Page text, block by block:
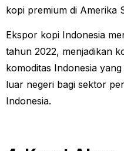
kopi premium di Amerika
Ekspor kopi Indonesia
tahun 2022, menjadikan
komoditas Indonesia
luar negeri bagi sektor
Indonesia.